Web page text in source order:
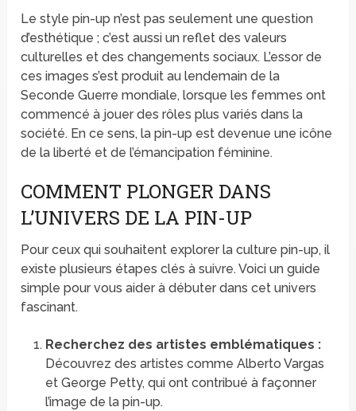
Le style pin-up n’est pas seulement une question
d’esthétique ; c’est aussi un reflet des valeurs
culturelles et des changements sociaux. L’essor de
ces images s’est produit au lendemain de la
Seconde Guerre mondiale, lorsque les femmes ont
commencé à jouer des rôles plus variés dans la
société. En ce sens, la pin-up est devenue une icône
de la liberté et de l’émancipation féminine.
COMMENT PLONGER DANS
L’UNIVERS DE LA PIN-UP
Pour ceux qui souhaitent explorer la culture pin-up, il
existe plusieurs étapes clés à suivre. Voici un guide
simple pour vous aider à débuter dans cet univers
fascinant.
Recherchez des artistes emblématiques :
Découvrez des artistes comme Alberto Vargas
et George Petty, qui ont contribué à façonner
l’image de la pin-up.